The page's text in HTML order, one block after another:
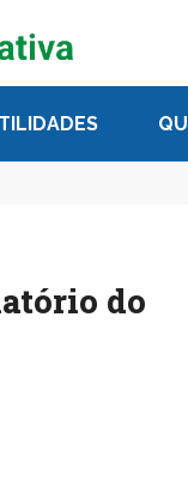
do